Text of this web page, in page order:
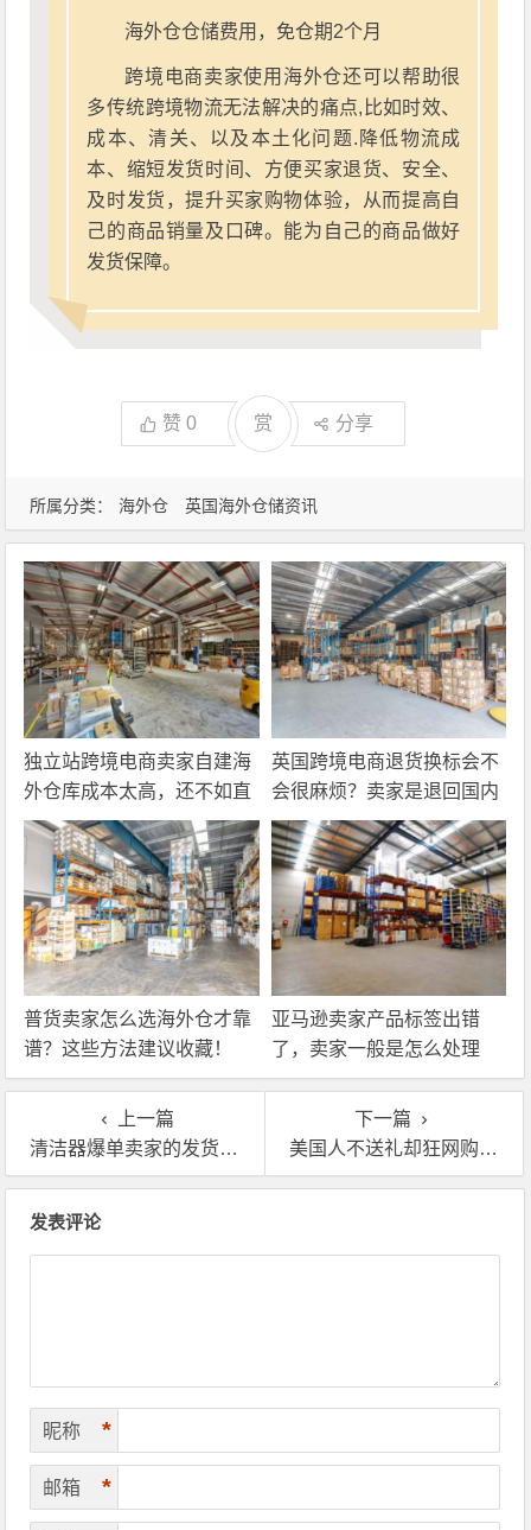
所属分类： 海外仓 英国海外仓储资讯
海外仓仓储费用，免仓期2个月
跨境电商卖家使用海外仓还可以帮助很
多传统跨境物流无法解决的痛点,比如时效、
成本、清关、以及本土化问题.降低物流成
本、缩短发货时间、方便买家退货、安全、
及时发货，提升买家购物体验，从而提高自
己的商品销量及口碑。能为自己的商品做好
发货保障。
赞0 赏 分享
独立站跨境电商卖家自建海
外仓库成本太高，还不如直
接找第三方自营海外仓！
英国跨境电商退货换标会不
会很麻烦？卖家是退回国内
还是在海外直接处理？
普货卖家怎么选海外仓才靠
谱？这些方法建议收藏！
亚马逊卖家产品标签出错
了，卖家一般是怎么处理
的？
上一篇
清洁器爆单卖家的发货模式？当然是欧美海外仓一件代发！
下一篇
美国人不送礼却狂网购？欧美海外仓成了卖家的“省钱密码”
发表评论
昵称 *
邮箱 *